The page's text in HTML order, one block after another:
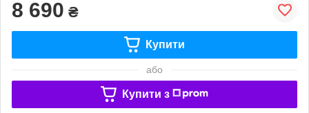
8 690 ₴
Купити
або
Купити з